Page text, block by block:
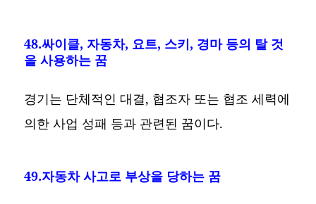
48.싸이클, 자동차, 요트, 스키, 경마 등의 탈 것
을 사용하는 꿈
경기는 단체적인 대결, 협조자 또는 협조 세력에
의한 사업 성패 등과 관련된 꿈이다.
49.자동차 사고로 부상을 당하는 꿈